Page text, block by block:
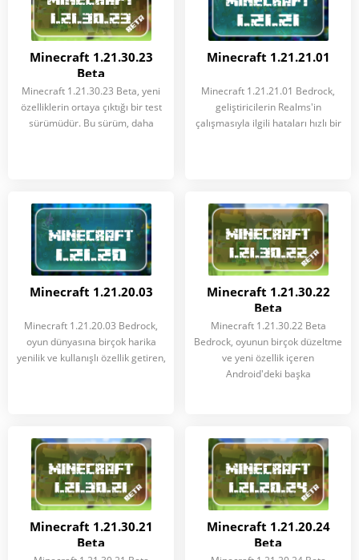
Minecraft 1.21.30.23
Beta
Minecraft 1.21.30.23 Beta, yeni
özelliklerin ortaya çıktığı bir test
sürümüdür. Bu sürüm, daha
Minecraft 1.21.21.01
Minecraft 1.21.21.01 Bedrock,
geliştiricilerin Realms'in
çalışmasıyla ilgili hataları hızlı bir
Minecraft 1.21.20.03
Minecraft 1.21.20.03 Bedrock,
oyun dünyasına birçok harika
yenilik ve kullanışlı özellik getiren,
Minecraft 1.21.30.22
Beta
Minecraft 1.21.30.22 Beta
Bedrock, oyunun birçok düzeltme
ve yeni özellik içeren
Android'deki başka
Minecraft 1.21.30.21
Beta
Minecraft 1.21.20.24
Beta